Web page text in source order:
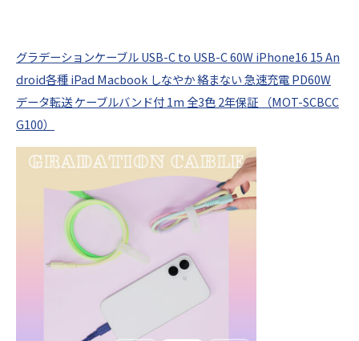
グラデーションケーブル USB-C to USB-C 60W iPhone16 15 An
droid各種 iPad Macbook しなやか 絡まない 急速充電 PD60W
データ転送 ケーブルバンド付 1m 全3色 2年保証 （MOT-SCBCC
G100）